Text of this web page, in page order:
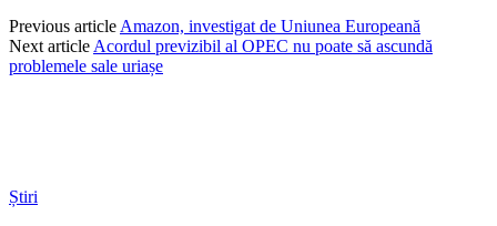
Previous article Amazon, investigat de Uniunea Europeană
Next article Acordul previzibil al OPEC nu poate să ascundă
problemele sale uriașe
Știri